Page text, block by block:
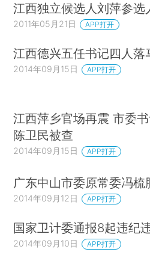
江西独立候选人刘萍参选
2011年05月21日 APP打开
江西德兴五任书记四人落
2014年09月15日 APP打开
江西萍乡官场再震 市委
陈卫民被查
2014年09月15日 APP打开
广东中山市委原常委冯
2014年09月12日 APP打开
国家卫计委通报8起违纪
2014年09月10日 APP打开